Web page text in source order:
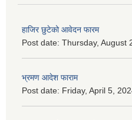
हाजिर छुटेको आवेदन फारम
Post date: Thursday, August
भ्रमण आदेश फाराम
Post date: Friday, April 5,